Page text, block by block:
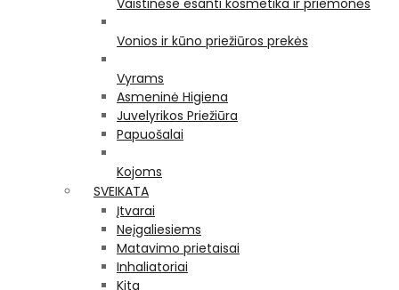
Vaistinėse esanti kosmetika ir priemonės
Vonios ir kūno priežiūros prekės
Vyrams
Asmeninė Higiena
Juvelyrikos Priežiūra
Papuošalai
Kojoms
SVEIKATA
Įtvarai
Neįgaliesiems
Matavimo prietaisai
Inhaliatoriai
Kita